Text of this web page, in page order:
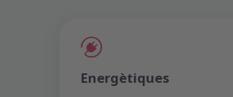
Energètiques